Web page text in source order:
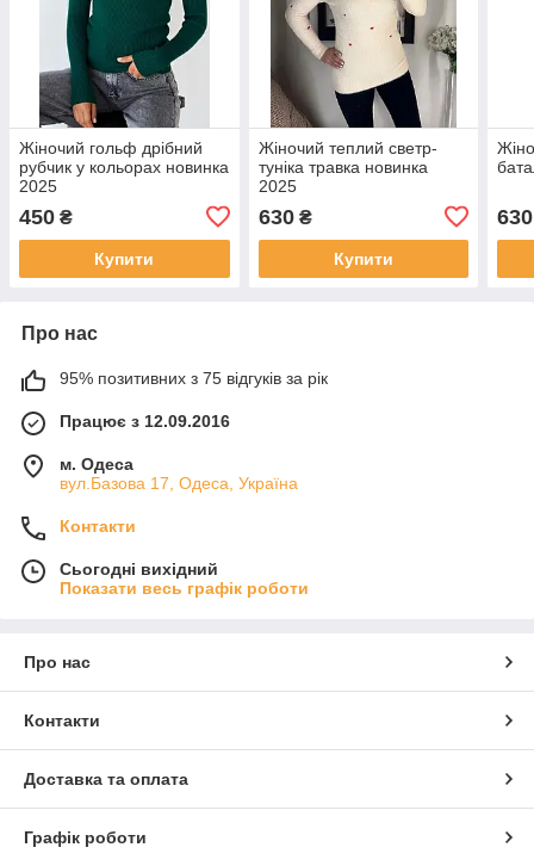
Жіночий гольф дрібний
рубчик у кольорах новинка
2025
450 ₴
Купити
Жіночий теплий светр-
туніка травка новинка
2025
630₴
Купити
630
Про нас
95% позитивних з 75 відгуків за рік
Працює з 12.09.2016
м. Одеса
вул.Базова 17, Одеса, Україна
Контакти
Сьогодні вихідний
Показати весь графік роботи
Про нас
Контакти
Доставка та оплата
Графік роботи